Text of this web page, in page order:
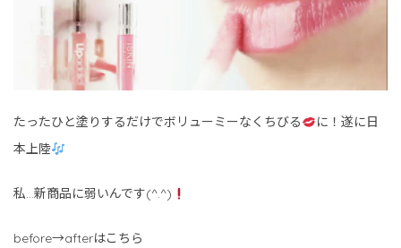
たったひと塗りするだけでボリューミーなくちびる
に！遂に日
本上陸
私…新商品に弱いんです(^.^)
before→afterはこちら